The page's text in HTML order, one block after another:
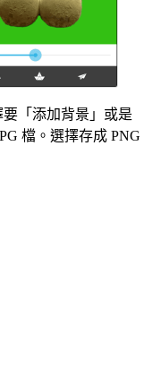
「添加背景」或是
檔。選擇存成 PNG